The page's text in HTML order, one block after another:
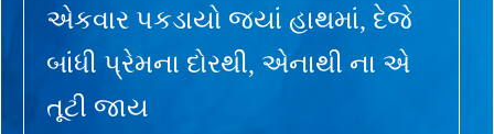
એકવાર પકડાયો જ્યાં હાથમાં, દેજે
બાંધી પ્રેમના દોરથી, એનાથી ના એ
તૂટી જાય